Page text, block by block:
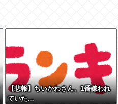
【悲報】ちいかわさん、1番嫌われ
ていた…